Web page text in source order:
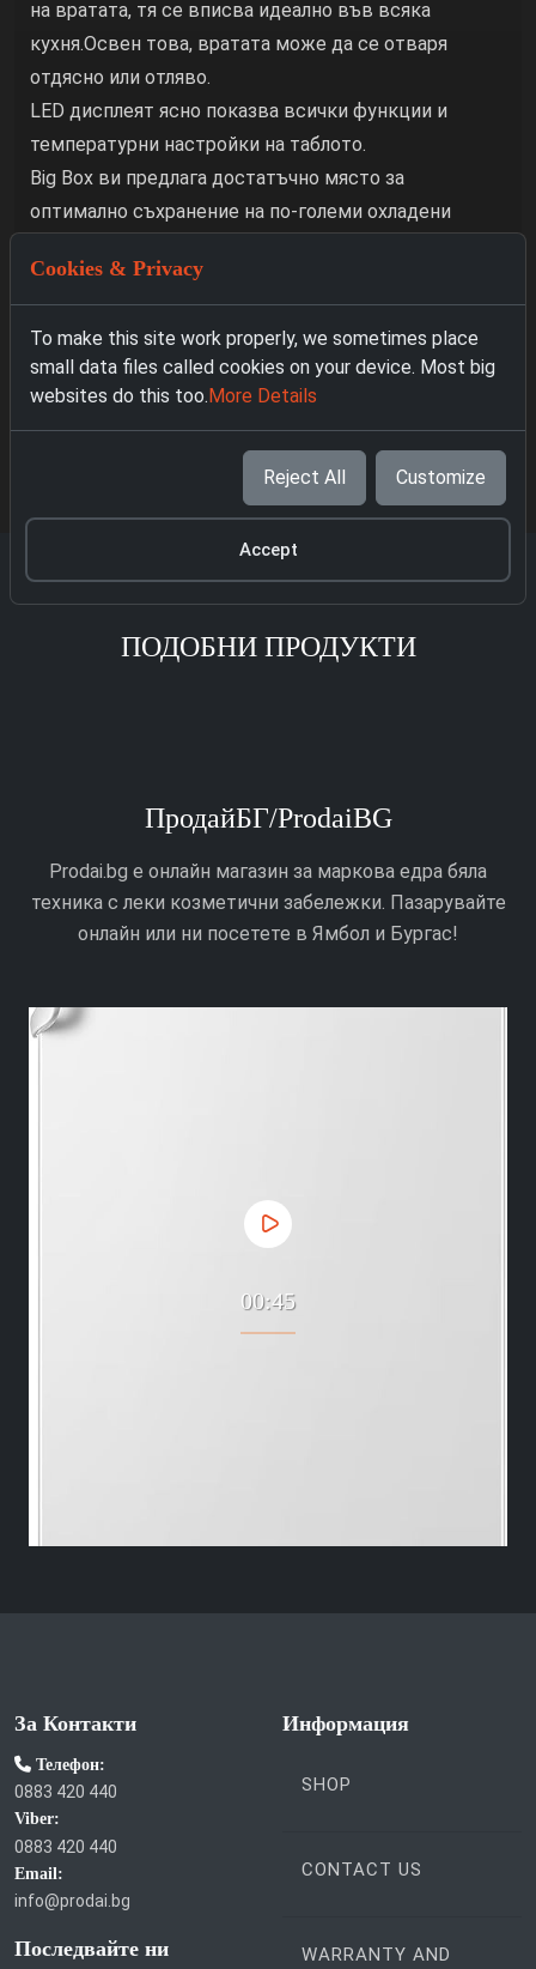
на вратата, тя се вписва идеално във всяка
кухня.Освен това, вратата може да се отваря
отдясно или отляво.
LED дисплеят ясно показва всички функции и
температурни настройки на таблото.
Big Box ви предлага достатъчно място за
оптимално съхранение на по-големи охладени
Инсталация и Гаранция
Връщане & Анулиране
ПОДОБНИ ПРОДУКТИ
ПродайБГ/ProdaiBG
Prodai.bg е онлайн магазин за маркова едра бяла
техника с леки козметични забележки. Пазарувайте
онлайн или ни посетете в Ямбол и Бургас!
00:45
За Контакти
Телефон:
0883 420 440
Viber:
0883 420 440
Email:
info@prodai.bg
Последвайте ни
Информация
SHOP
CONTACT US
WARRANTY AND
Cookies & Privacy
To make this site work properly, we sometimes place
small data files called cookies on your device. Most big
websites do this too.More Details
Reject All Customize
Accept